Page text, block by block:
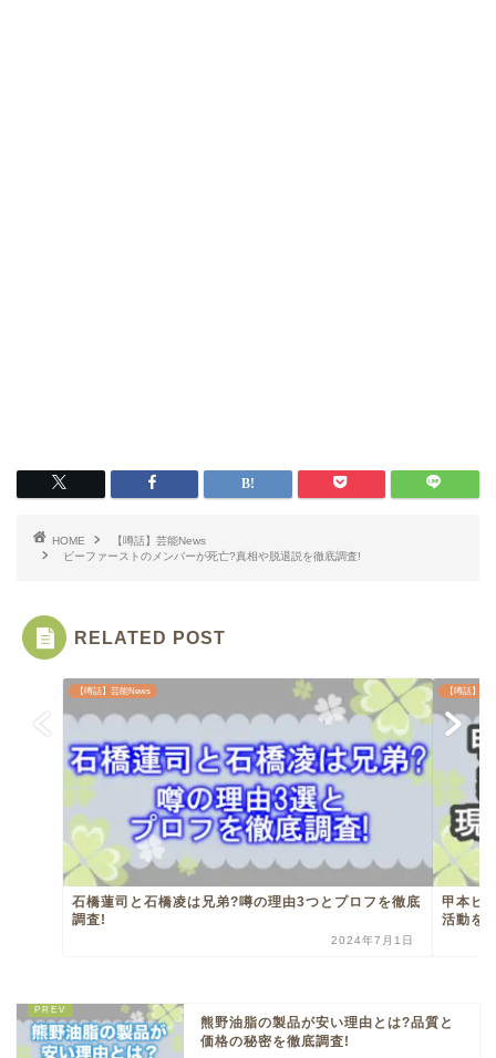
HOME
【噂話】芸能News
ビーファーストのメンバーが死亡?真相や脱退説を徹底調査!
RELATED POST
【噂話】芸能News
石橋蓮司と石橋凌は兄弟?噂の理由3つとプロフを徹底
調査!
2024年7月1日
【噂話】芸
甲本ヒ
活動を
熊野油脂の製品が安い理由とは?品質と
価格の秘密を徹底調査!